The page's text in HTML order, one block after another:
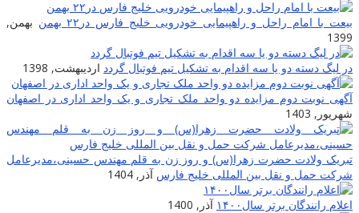
بیعت با امام راحل و راهپیمایی خودرویی خلیج فارس در۲۲ بهمن
بهمن,
1399
در لیگ دسته دو یا سه اقدام به تشکیل تیم فوتبال گردد اردیبهشت, 1398
آگهی نوبت دوم مزایده دو واحد ملک تجاری و یک واحد اداری در اصفهان
شهریور, 1403
تبریک ولادت حضرت زهرا(س) و روز زن به قلم مهندس حسینی،مدیرعامل
شرکت حمل و نقل بین المللی خلیج فارس آذر, 1404
اعلام رانندگان برتر سال۱۴۰۰
آذر, 1400